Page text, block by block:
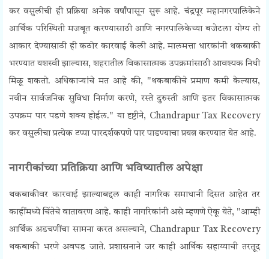
कर वसुलीची ही प्रक्रिया अनेक वर्षांपासून सुरू आहे. चंद्रपूर महानगरपालिकेने
आर्थिक परिस्थिती मजबूत करण्यासाठी आणि नगरपालिकेच्या बजेटला योग्य तो
आकार देण्यासाठी ही कठोर कारवाई केली आहे. मालमत्ता धारकांनी थकबाकी
भरण्यात यशस्वी झाल्यास, शहरातील विकासात्मक उपक्रमांसाठी आवश्यक निधी
मिळू शकतो. अधिकाऱ्यांचे मत आहे की, "थकबाकीचे प्रमाण कमी केल्यास,
नवीन सार्वजनिक सुविधा निर्माण करणे, रस्ते दुरुस्ती आणि इतर विकासात्मक
उपक्रम पार पडणे शक्य होईल." या दृष्टीने, Chandrapur Tax Recovery
कर वसुलीचा प्रत्येक टप्पा पारदर्शकपणे पार पाडण्याचा प्रयत्न करण्यात येत आहे.
नागरीकांच्या प्रतिक्रिया आणि भविष्यातील अपेक्षा
थकबाकीवर कारवाई झाल्याबद्दल काही नागरिक समाधानी दिसत आहेत तर
काहींमध्ये चिंतेचे वातावरण आहे. काही नागरिकांनी असे म्हणणे ऐकू येते, "आम्ही
आर्थिक अडचणींचा सामना करत असल्याने, Chandrapur Tax Recovery
थकबाकी भरणे अवघड जाते. प्रशासनाने जर काही आर्थिक सहाय्याची तरतूद